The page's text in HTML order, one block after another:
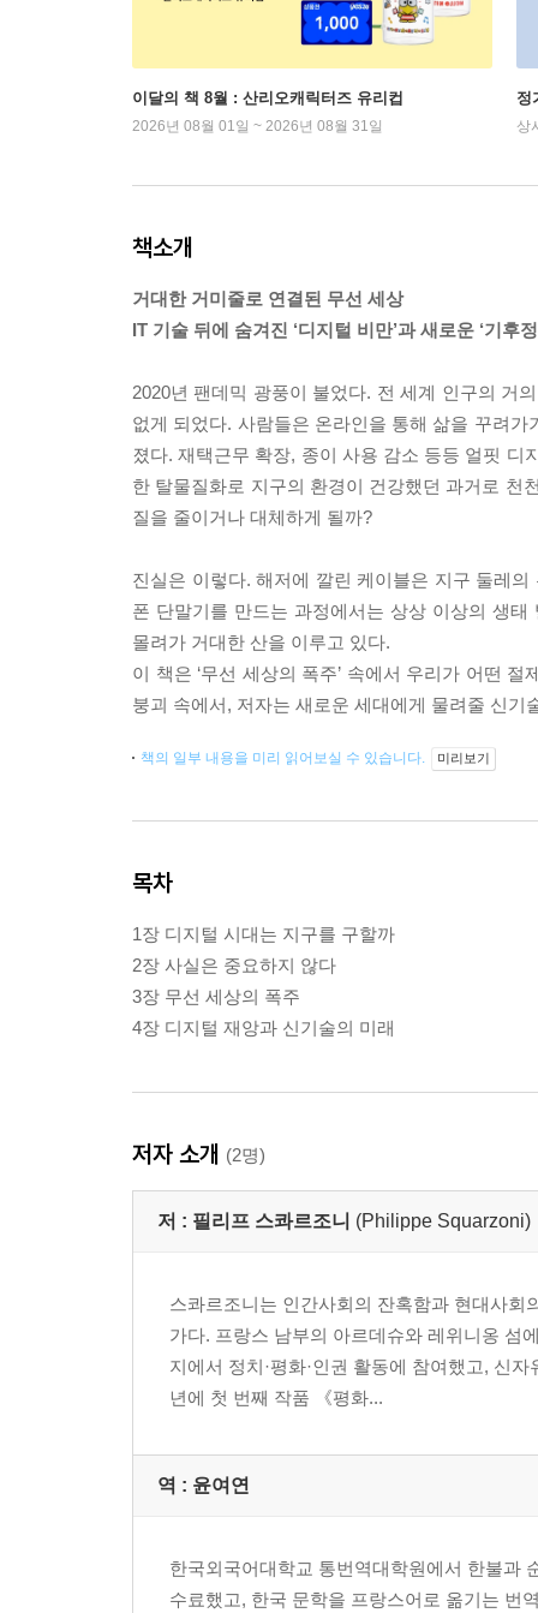
이달의 책 8월 : 산리오캐릭터즈 유리컵
2026년 08월 01일 ~ 2026년 08월 31일
정
상
책소개
거대한 거미줄로 연결된 무선 세상
IT 기술 뒤에 숨겨진 ‘디지털 비만’과 새로운 ‘기후
2020년 팬데믹 광풍이 불었다. 전 세계 인구의 거
없게 되었다. 사람들은 온라인을 통해 삶을 꾸려
졌다. 재택근무 확장, 종이 사용 감소 등등 얼핏 디
한 탈물질화로 지구의 환경이 건강했던 과거로 천
질을 줄이거나 대체하게 될까?
진실은 이렇다. 해저에 깔린 케이블은 지구 둘레
폰 단말기를 만드는 과정에서는 상상 이상의 생
몰려가 거대한 산을 이루고 있다.
이 책은 ‘무선 세상의 폭주’ 속에서 우리가 어떤
붕괴 속에서, 저자는 새로운 세대에게 물려줄 신
책의 일부 내용을 미리 읽어보실 수 있습니다. 미리보기
목차
1장 디지털 시대는 지구를 구할까
2장 사실은 중요하지 않다
3장 무선 세상의 폭주
4장 디지털 재앙과 신기술의 미래
저자 소개 (2명)
저 : 필리프 스콰르조니 (Philippe Squarzoni)
스콰르조니는 인간사회의 잔혹함과 현대사
가다. 프랑스 남부의 아르데슈와 레위니옹 섬
지에서 정치·평화·인권 활동에 참여했고, 신
년에 첫 번째 작품 《평화...
역 : 윤여연
한국외국어대학교 통번역대학원에서 한불과
수료했고, 한국 문학을 프랑스어로 옮기는 번